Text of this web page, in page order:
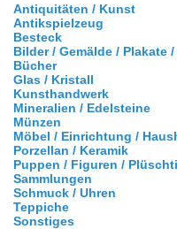
Antiquitäten / Kunst
Antikspielzeug
Besteck
Bilder / Gemälde / Plakate
Bücher
Glas / Kristall
Kunsthandwerk
Mineralien / Edelsteine
Münzen
Möbel / Einrichtung /
Porzellan / Keramik
Puppen / Figuren /
Sammlungen
Schmuck / Uhren
Teppiche
Sonstiges